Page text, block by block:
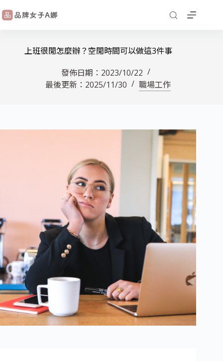
上班很閒怎麼辦？空閒時間可以做這3件事
發佈日期： 2023/10/22
最後更新： 2025/11/30 職場工作